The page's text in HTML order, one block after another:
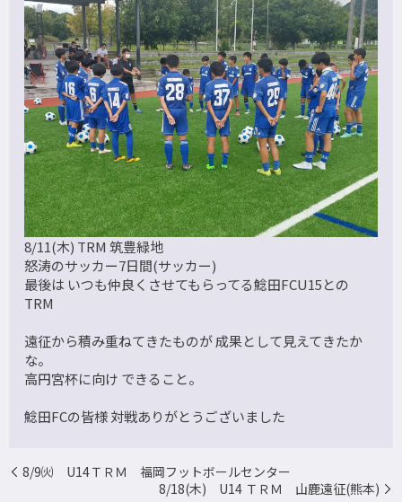
8/11(木) TRM 筑豊緑地
怒涛のサッカー7日間(サッカー)
最後は いつも仲良くさせてもらってる鯰田FCU15との
TRM
遠征から積み重ねてきたものが 成果として見えてきたか
な。
高円宮杯に向け できること。
鯰田FCの皆様 対戦ありがとうございました
8/9㈫ U14ＴＲＭ 福岡フットボールセンター
8/18(木) U14 ＴＲＭ 山鹿遠征(熊本)